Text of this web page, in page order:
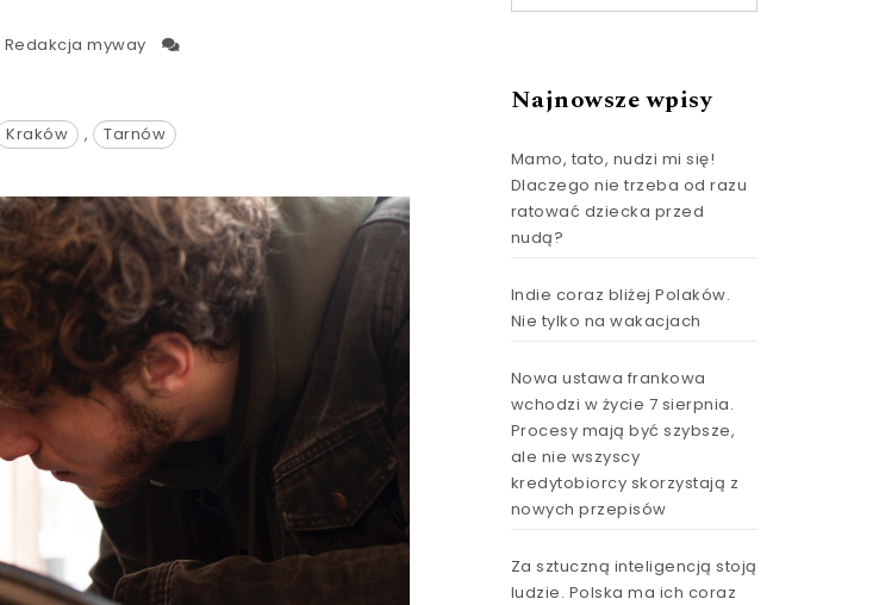
Redakcja myway
Kraków , Tarnów
Najnowsze wpisy
Mamo, tato, nudzi mi się!
Dlaczego nie trzeba od razu
ratować dziecka przed
nudą?
Indie coraz bliżej Polaków.
Nie tylko na wakacjach
Nowa ustawa frankowa
wchodzi w życie 7 sierpnia.
Procesy mają być szybsze,
ale nie wszyscy
kredytobiorcy skorzystają z
nowych przepisów
Za sztuczną inteligencją stoją
ludzie. Polska ma ich coraz